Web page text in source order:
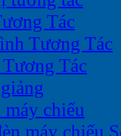
Tác
Tương Tác
Tác
chiếu
máy chiếu